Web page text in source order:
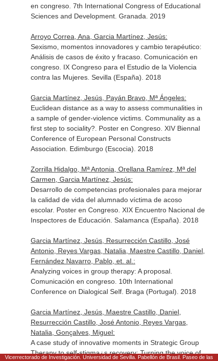
en congreso. 7th International Congress of Educational
Sciences and Development. Granada. 2019
Arroyo Correa, Ana, Garcia Martínez, Jesús:
Sexismo, momentos innovadores y cambio terapéutico:
Análisis de casos de éxito y fracaso. Comunicación en
congreso. IX Congreso para el Estudio de la Violencia
contra las Mujeres. Sevilla (España). 2018
Garcia Martínez, Jesús, Payán Bravo, Mª Ángeles:
Euclidean distance as a way to assess communalities in
a sample of gender-violence victims. Communality as a
first step to sociality?. Poster en Congreso. XIV Biennal
Conference of European Personal Constructs
Association. Edimburgo (Escocia). 2018
Zorrilla Hidalgo, Mª Antonia, Orellana Ramírez, Mª del
Carmen, Garcia Martínez, Jesús:
Desarrollo de competencias profesionales para mejorar
la calidad de vida del alumnado víctima de acoso
escolar. Poster en Congreso. XIX Encuentro Nacional de
Inspectores de Educación. Salamanca (España). 2018
Garcia Martínez, Jesús, Resurrección Castillo, José
Antonio, Reyes Vargas, Natalia, Maestre Castillo, Daniel,
Fernández Navarro, Pablo, et. al.:
Analyzing voices in group therapy: A proposal.
Comunicación en congreso. 10th International
Conference on Dialogical Self. Braga (Portugal). 2018
Garcia Martínez, Jesús, Maestre Castillo, Daniel,
Resurrección Castillo, José Antonio, Reyes Vargas,
Natalia, Gonçalves, Miguel:
A case study of innovative moments in Strategic Group
Therapy to self-stigma¿s recovery: Turning the voice of
Vicerrectorado de Investigación. Universidad de Sevilla. Pabellón de Brasil. Paseo de las